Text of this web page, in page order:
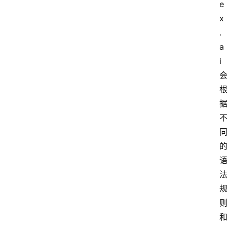
e
x
.
a
i
会
根
据
不
同
的
语
法
规
则
和